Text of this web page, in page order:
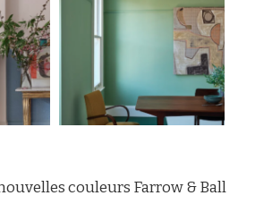
couleurs Farrow & Ball